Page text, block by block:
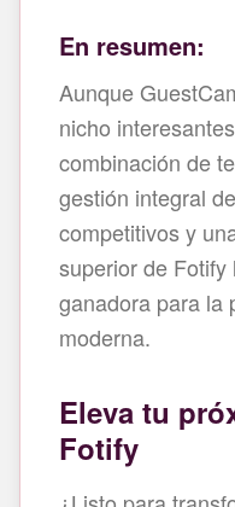
En resumen:
Aunque
nicho
combinación de
gestión integral
competitivos y
superior de
ganadora para la
moderna.
Eleva tu
Fotify